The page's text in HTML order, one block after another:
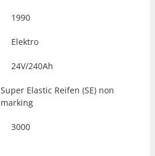
1990
Elektro
24V/240Ah
Super Elastic Reifen (SE) non
marking
3000